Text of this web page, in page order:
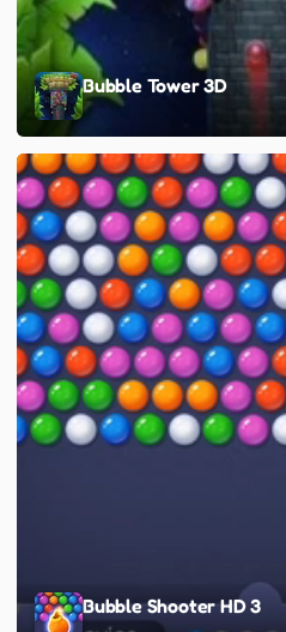
Bubble Tower 3D
Bubble Shooter HD 3